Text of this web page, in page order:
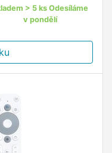
…
> 5 ks Odesíláme
v pondělí